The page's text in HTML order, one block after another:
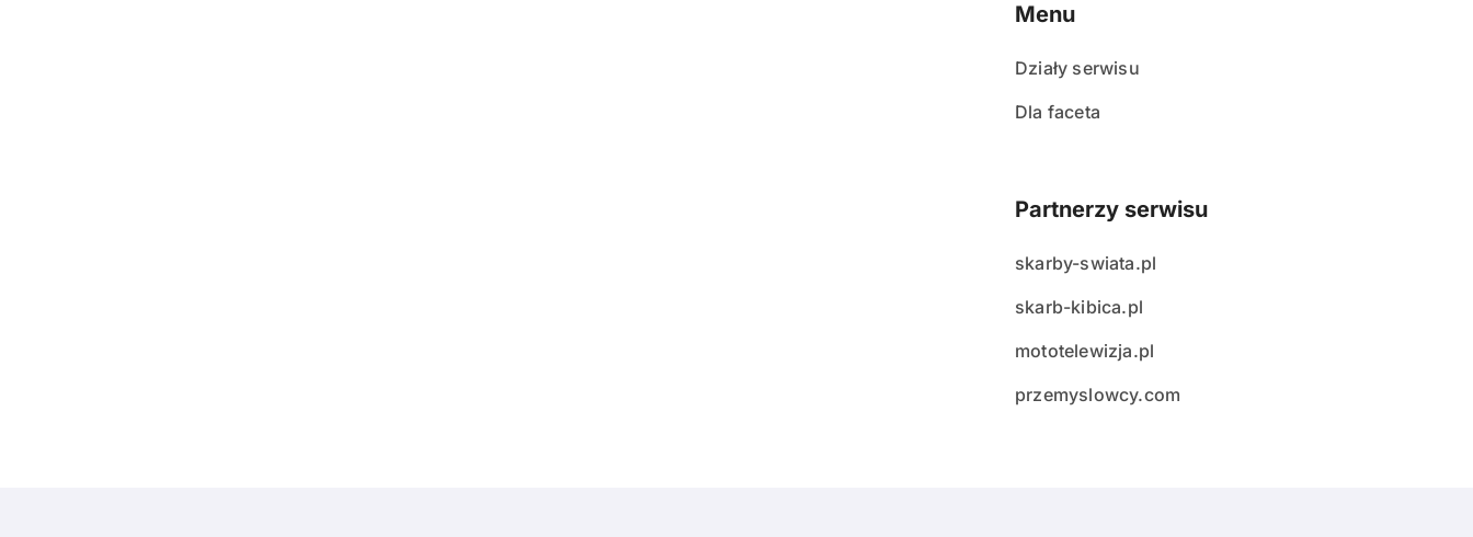
Menu
Działy serwisu
Dla faceta
Partnerzy serwisu
skarby-swiata.pl
skarb-kibica.pl
mototelewizja.pl
przemyslowcy.com